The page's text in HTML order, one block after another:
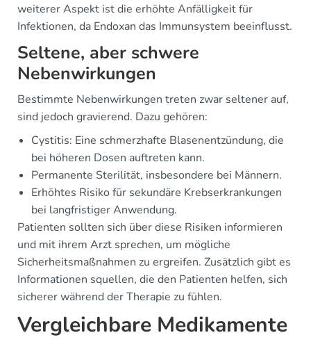
weiterer Aspekt ist die erhöhte Anfälligkeit für
Infektionen, da Endoxan das Immunsystem beeinflusst.
Seltene, aber schwere
Nebenwirkungen
Bestimmte Nebenwirkungen treten zwar seltener auf,
sind jedoch gravierend. Dazu gehören:
Cystitis: Eine schmerzhafte Blasenentzündung, die
bei höheren Dosen auftreten kann.
Permanente Sterilität, insbesondere bei Männern.
Erhöhtes Risiko für sekundäre Krebserkrankungen
bei langfristiger Anwendung.
Patienten sollten sich über diese Risiken informieren
und mit ihrem Arzt sprechen, um mögliche
Sicherheitsmaßnahmen zu ergreifen. Zusätzlich gibt es
Informationen squellen, die den Patienten helfen, sich
sicherer während der Therapie zu fühlen.
Vergleichbare Medikamente